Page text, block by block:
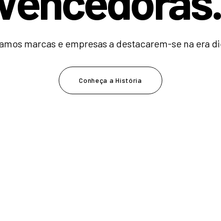
marcas e empresas a destacarem-se na era
Conheça a História